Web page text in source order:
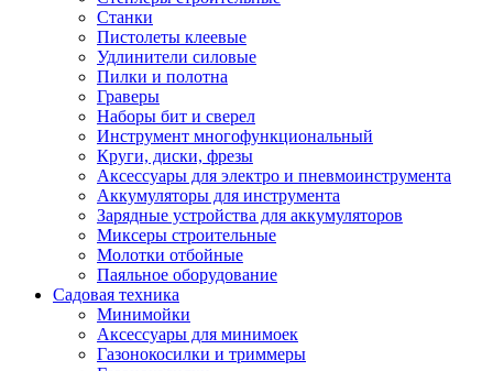
Камеры заднего вида
Автомобильные антенны
Сигнализации автомобильные
Телевизоры и мониторы автомобильные
Аксессуары
Автолампы
Автомобильные провода, кабели,
Автомобильный инструмент
Автохимия
Аккумуляторы, зарядные устройства,
Домкраты
Компрессоры и манометры
Разветвители и адаптеры прикуривателя
Термохолодильники
Шумоизоляция
Станки
Пистолеты клеевые
Удлинители силовые
Пилки и полотна
Граверы
Наборы бит и сверел
Инструмент многофункциональный
Круги, диски, фрезы
Аксессуары для электро и пневмоинструмента
Аккумуляторы для инструмента
Зарядные устройства для аккумуляторов
Миксеры строительные
Молотки отбойные
Паяльное оборудование
Садовая техника
Минимойки
Аксессуары для минимоек
Газонокосилки и триммеры